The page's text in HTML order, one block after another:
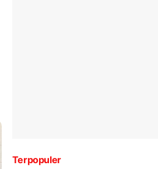
Terpopuler